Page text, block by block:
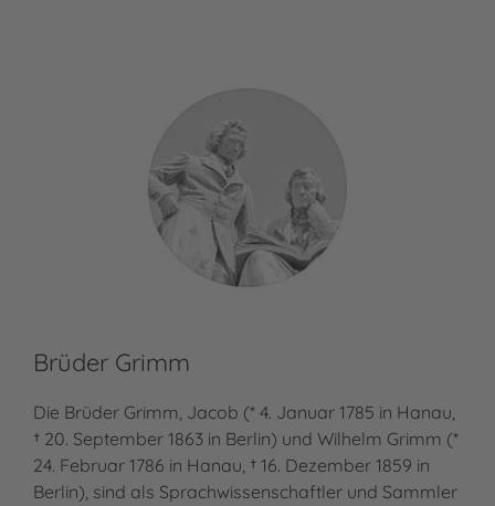
Brüder Grimm
Die Brüder Grimm, Jacob (* 4. Januar 1785 in Hanau,
† 20. September 1863 in Berlin) und Wilhelm Grimm (*
24. Februar 1786 in Hanau, † 16. Dezember 1859 in
Berlin), sind als Sprachwissenschaftler und Sammler